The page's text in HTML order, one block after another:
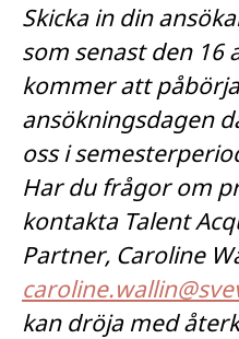
Skicka in din
som senast den 16
kommer att
ansökningsdagen
oss i
Har du frågor om
kontakta Talent
Partner, Caroline
kan dröja med